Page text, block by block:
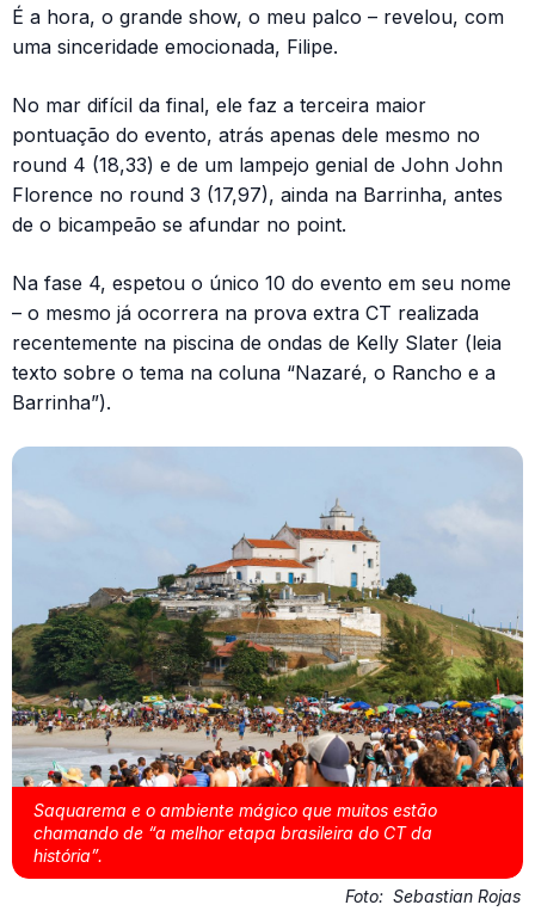
É a hora, o grande show, o meu palco – revelou, com
uma sinceridade emocionada, Filipe.
No mar difícil da final, ele faz a terceira maior
pontuação do evento, atrás apenas dele mesmo no
round 4 (18,33) e de um lampejo genial de John John
Florence no round 3 (17,97), ainda na Barrinha, antes
de o bicampeão se afundar no point.
Na fase 4, espetou o único 10 do evento em seu nome
– o mesmo já ocorrera na prova extra CT realizada
recentemente na piscina de ondas de Kelly Slater (leia
texto sobre o tema na coluna “Nazaré, o Rancho e a
Barrinha”).
Saquarema e o ambiente mágico que muitos estão
chamando de “a melhor etapa brasileira do CT da
história”.
Foto: Sebastian Rojas